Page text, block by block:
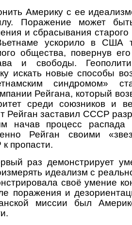
Америку с ее
Поражение может
и сбрасывания старого
ускорило в США
общества, повернув
и свободы.
искать новые способы
синдромом»
Рейгана, который
среди союзников и
Рейган заставил СССР
начав процесс распада
Рейган своими
пропасти.
раз демонстрирует
идеализм с
своё умение
поражения и
миссии был